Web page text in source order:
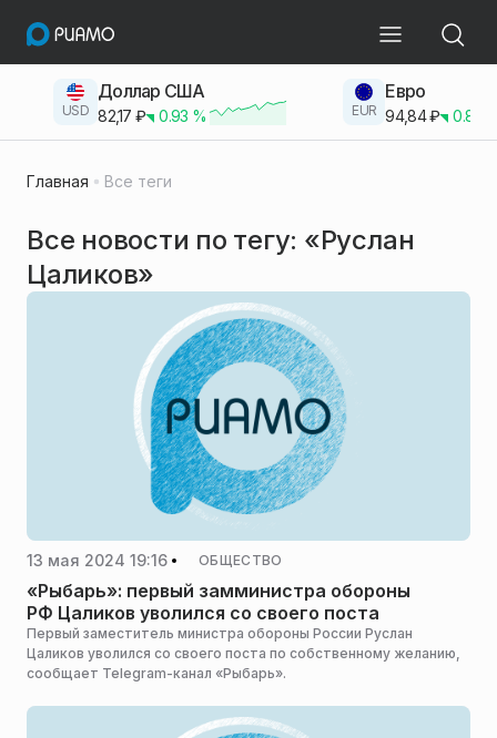
USD
Доллар США
82,17 ₽ 0.93 % EUR
Евро
94,84₽ 0.83
Главная Все теги
Все новости по тегу: «Руслан
Цаликов»
13 мая 2024 19:16 ОБЩЕСТВО
«Рыбарь»: первый замминистра обороны
РФ Цаликов уволился со своего поста
Первый заместитель министра обороны России Руслан
Цаликов уволился со своего поста по собственному желанию,
сообщает Telegram-канал «Рыбарь».